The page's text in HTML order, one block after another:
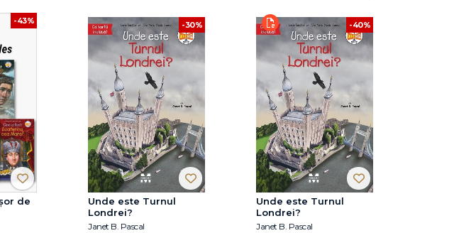
-43%
de
-30%
Unde este Turnul
Londrei?
Janet B. Pascal
-40%
Unde este Turnul
Londrei?
Janet B. Pascal